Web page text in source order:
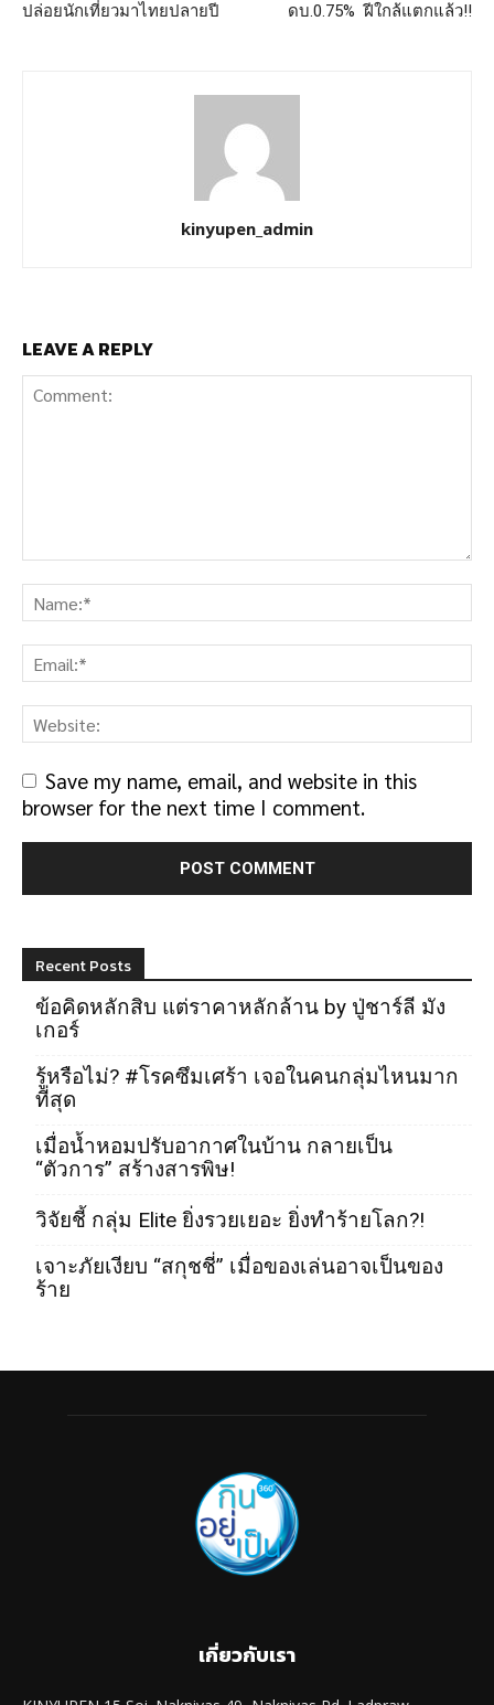
ปล่อยนักเที่ยวมาไทยปลายปี
ดบ.0.75% ฝีใกล้แตกแล้ว!!
kinyupen_admin
LEAVE A REPLY
Save my name, email, and website in this
browser for the next time I comment.
Recent Posts
ข้อคิดหลักสิบ แต่ราคาหลักล้าน by ปู่ชาร์ลี มัง
เกอร์
รู้หรือไม่? #โรคซึมเศร้า เจอในคนกลุ่มไหนมาก
ที่สุด
เมื่อน้ำหอมปรับอากาศในบ้าน กลายเป็น
“ตัวการ” สร้างสารพิษ!
วิจัยชี้ กลุ่ม Elite ยิ่งรวยเยอะ ยิ่งทำร้ายโลก?!
เจาะภัยเงียบ “สกุชชี่” เมื่อของเล่นอาจเป็นของ
ร้าย
เกี่ยวกับเรา